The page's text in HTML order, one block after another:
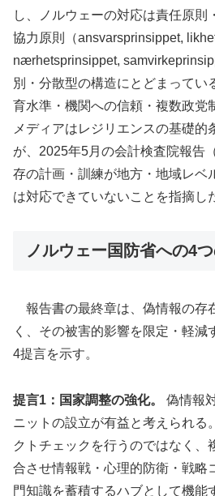
し、ノルウェーの対応は責任原則
協力原則（ansvarsprinsippet,
nærhetsprinsippet,
別・分散型の構造にとどまってい
育水準・機関への信頼・複数政党
メディアはレジリエンスの基礎的
が、2025年5月の会計検査院報告
存の計画・訓練が地方・地域レベ
は対応できていないことを指摘し
ノルウェー国防省への4
報告書の最終章は、偽情報の存
く、その被害的影響を限定・軽減
4提言を示す。
提言1：国家調整の強化。
偽情報
ニットの設立が有益と考えられる
クトチェックを行うのではなく、
合させ情報戦・心理的防衛・戦略
門知識を蓄積するハブとして機能